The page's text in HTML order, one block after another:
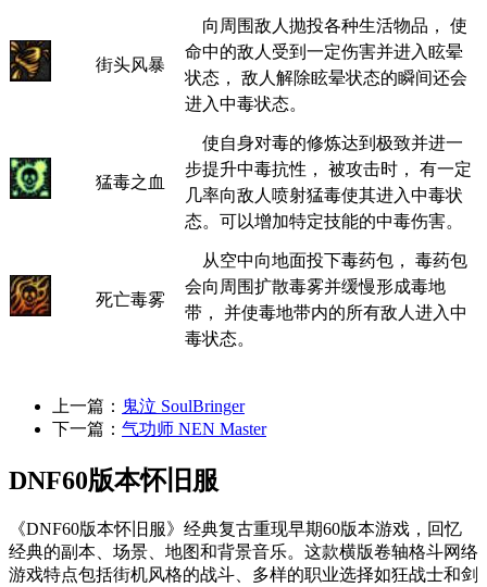
街头风暴
向周围敌人抛投各种生活物品， 使
命中的敌人受到一定伤害并进入眩晕
状态， 敌人解除眩晕状态的瞬间还会
进入中毒状态。
猛毒之血
使自身对毒的修炼达到极致并进一
步提升中毒抗性， 被攻击时， 有一定
几率向敌人喷射猛毒使其进入中毒状
态。可以增加特定技能的中毒伤害。
死亡毒雾
从空中向地面投下毒药包， 毒药包
会向周围扩散毒雾并缓慢形成毒地
带， 并使毒地带内的所有敌人进入中
毒状态。
上一篇： 鬼泣 SoulBringer
下一篇： 气功师 NEN Master
DNF60版本怀旧服
《DNF60版本怀旧服》经典复古重现早期60版本游戏，回忆
经典的副本、场景、地图和背景音乐。这款横版卷轴格斗网络
游戏特点包括街机风格的战斗、多样的职业选择如狂战士和剑